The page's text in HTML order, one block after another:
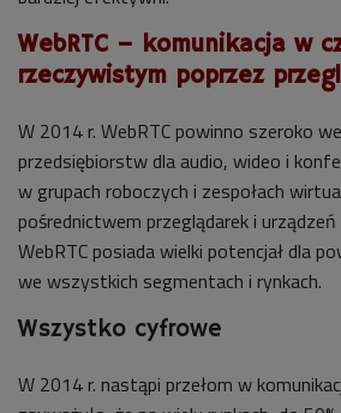
WebRTC – komunikacja w
rzeczywistym poprzez
W 2014 r. WebRTC powinno szeroko
przedsiębiorstw dla audio, wideo i
w grupach roboczych i zespołach
pośrednictwem przeglądarek i
WebRTC posiada wielki potencjał dla
we wszystkich segmentach i rynkach.
Wszystko cyfrowe
W 2014 r. nastąpi przełom w